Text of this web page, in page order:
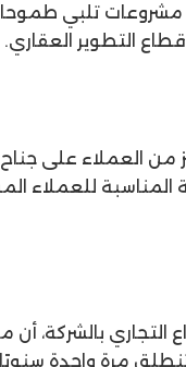
مشروعات تلبي
التطوير العقاري.
من العملاء على
المناسبة للعملاء
التجاري
تنطلق مرة واحدة